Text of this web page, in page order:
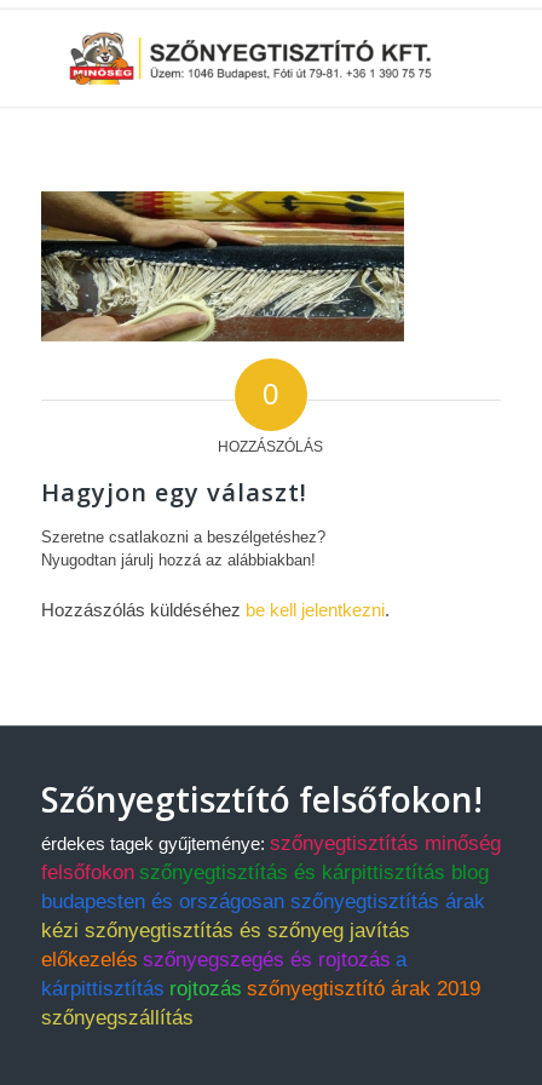
0
HOZZÁSZÓLÁS
Hagyjon egy választ!
Szeretne csatlakozni a beszélgetéshez?
Nyugodtan járulj hozzá az alábbiakban!
Hozzászólás küldéséhez be kell jelentkezni.
Szőnyegtisztító felsőfokon!
érdekes tagek gyűjteménye: szőnyegtisztítás minőség
felsőfokon szőnyegtisztítás és kárpittisztítás blog
budapesten és országosan szőnyegtisztítás árak
kézi szőnyegtisztítás és szőnyeg javítás
előkezelés szőnyegszegés és rojtozás a
kárpittisztítás rojtozás szőnyegtisztító árak 2019
szőnyegszállítás